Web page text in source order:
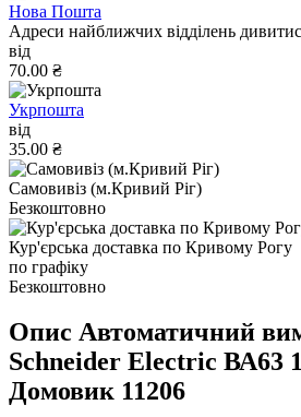
Нова Пошта
Адреси найближчих відділень
від
70.00 ₴
Укрпошта
від
35.00 ₴
Самовивіз (м.Кривий Ріг)
Безкоштовно
Кур'єрська доставка по Кривому Рогу
по графіку
Безкоштовно
Опис Автоматичний
Schneider Electric ВА63
Домовик 11206